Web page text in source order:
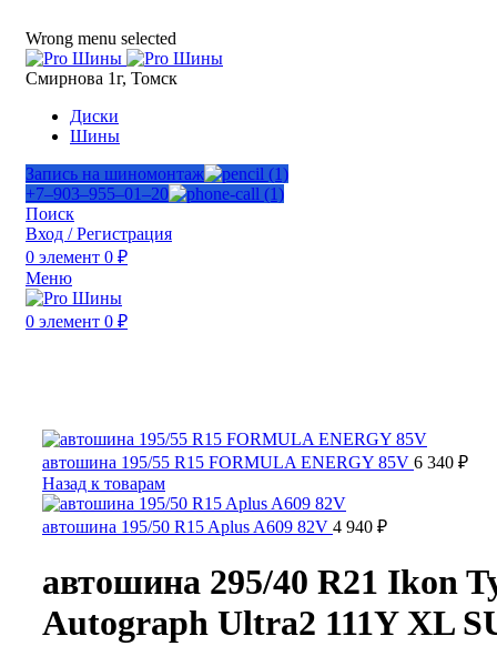
Wrong menu selected
Смирнова 1г, Томск
Диски
Шины
Запись на шиномонтаж
+7‒903‒955‒01‒20
Поиск
Вход / Регистрация
0 элемент 0 ₽
Меню
0 элемент 0 ₽
автошина 195/55 R15 FORMULA ENERGY 85V 6 340 ₽
Назад к товарам
автошина 195/50 R15 Aplus A609 82V 4 940 ₽
автошина 295/40 R21 Ikon
Autograph Ultra2 111Y XL